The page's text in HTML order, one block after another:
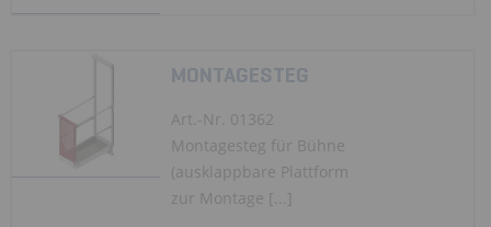
MONTAGESTEG
Art.-Nr. 01362
Montagesteg für Bühne
(ausklappbare Plattform
zur Montage [...]